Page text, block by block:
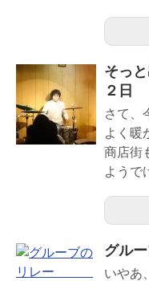
そ
２日
さて、
よく暖
商店街
ようで
グル
いやあ